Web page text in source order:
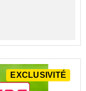
EXCLUSIVITÉ